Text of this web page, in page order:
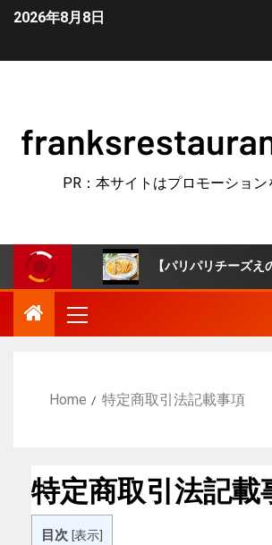
2026年8月8日
PR：本サイトはプロモーショ
【パリパリチーズえのき】え
Home 特定商取引法記載事項
特定商取引法記載
目次 [表示]